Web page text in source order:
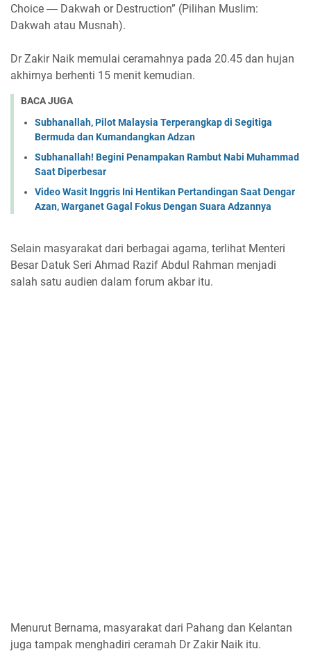
Choice ― Dakwah or Destruction” (Pilihan Muslim:
Dakwah atau Musnah).
Dr Zakir Naik memulai ceramahnya pada 20.45 dan hujan
akhirnya berhenti 15 menit kemudian.
BACA JUGA
Subhanallah, Pilot Malaysia Terperangkap di Segitiga
Bermuda dan Kumandangkan Adzan
Subhanallah! Begini Penampakan Rambut Nabi Muhammad
Saat Diperbesar
Video Wasit Inggris Ini Hentikan Pertandingan Saat Dengar
Azan, Warganet Gagal Fokus Dengan Suara Adzannya
Selain masyarakat dari berbagai agama, terlihat Menteri
Besar Datuk Seri Ahmad Razif Abdul Rahman menjadi
salah satu audien dalam forum akbar itu.
Menurut Bernama, masyarakat dari Pahang dan Kelantan
juga tampak menghadiri ceramah Dr Zakir Naik itu.